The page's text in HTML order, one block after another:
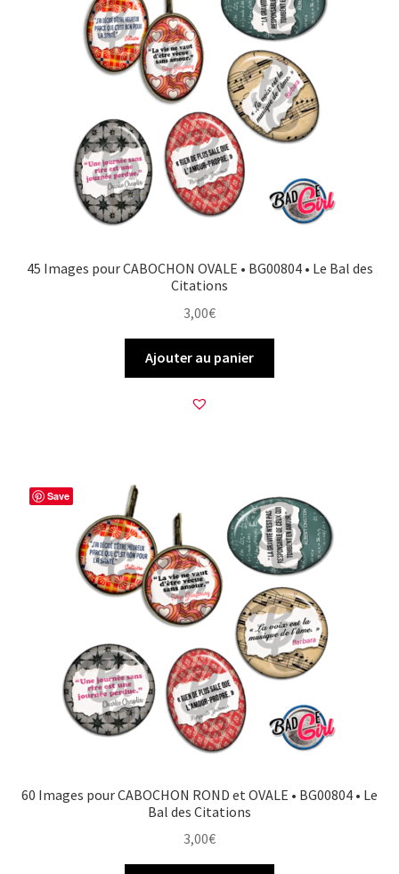
Wishlist
Politique de Confidentialité
Validation de la commande
45 Images pour CABOCHON OVALE • BG00804 • Le Bal des
Citations
3,00€
Ajouter au panier
Save
60 Images pour CABOCHON ROND et OVALE • BG00804 • Le
Bal des Citations
3,00€